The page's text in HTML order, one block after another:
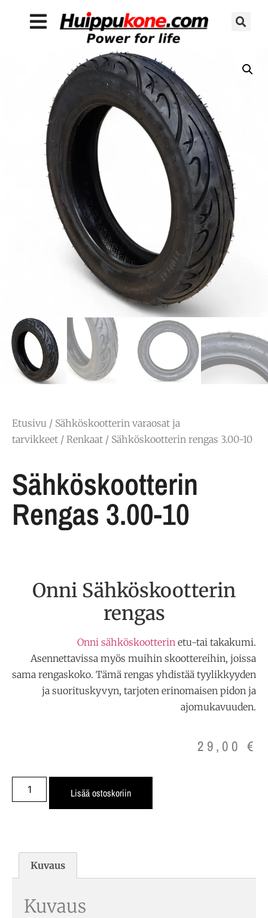
Etusivu / Sähköskootterin varaosat ja
tarvikkeet / Renkaat / Sähköskootterin rengas 3.00-10
Sähköskootterin
Rengas 3.00-10
Onni Sähköskootterin
rengas
Onni sähköskootterin etu-tai takakumi.
Asennettavissa myös muihin skoottereihin, joissa
sama rengaskoko. Tämä rengas yhdistää tyylikkyyden
ja suorituskyvyn, tarjoten erinomaisen pidon ja
ajomukavuuden.
29,00 €
Lisää ostoskoriin
Kuvaus
Kuvaus